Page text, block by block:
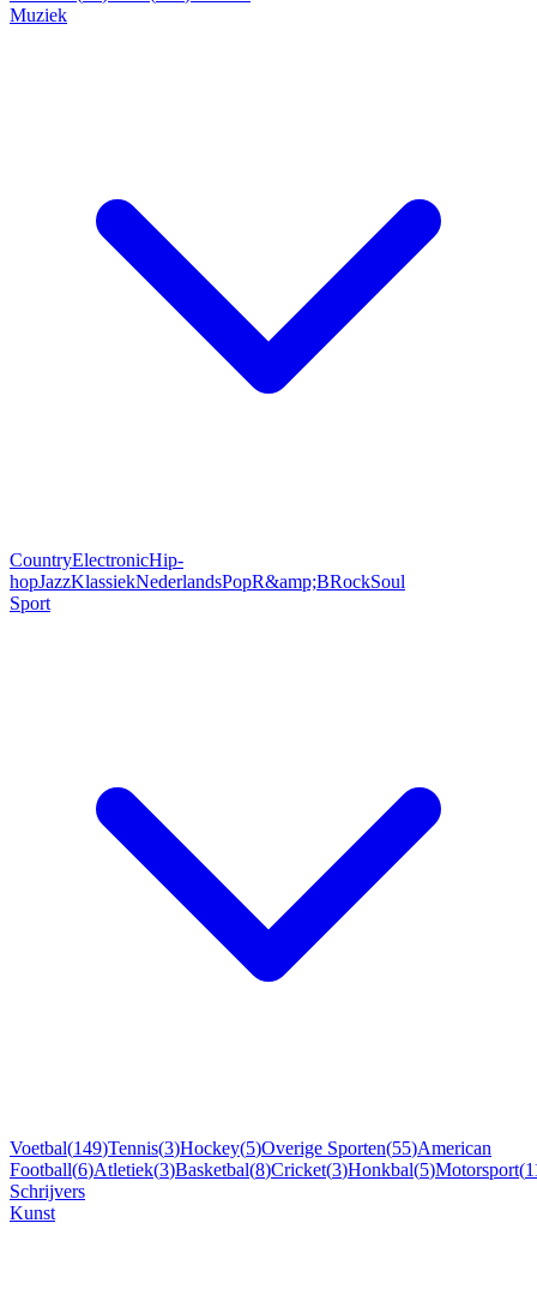
Muziek
CountryElectronicHip-
hopJazzKlassiekNederlandsPopR&amp;BRockSoul
Sport
Voetbal(149)Tennis(3)Hockey(5)Overige Sporten(55)American
Football(6)Atletiek(3)Basketbal(8)Cricket(3)Honkbal(5)Motorsport(
Schrijvers
Kunst